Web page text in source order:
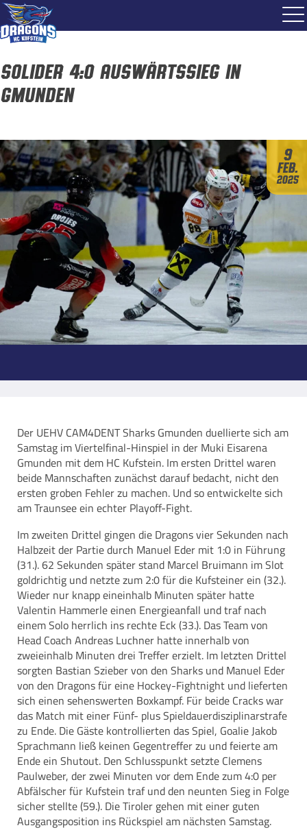
Solider 4:0 Auswärtssieg in
Gmunden
9
Feb.
2025
Der UEHV CAM4DENT Sharks Gmunden duellierte sich am
Samstag im Viertelfinal-Hinspiel in der Muki Eisarena
Gmunden mit dem HC Kufstein. Im ersten Drittel waren
beide Mannschaften zunächst darauf bedacht, nicht den
ersten groben Fehler zu machen. Und so entwickelte sich
am Traunsee ein echter Playoff-Fight.
Im zweiten Drittel gingen die Dragons vier Sekunden nach
Halbzeit der Partie durch Manuel Eder mit 1:0 in Führung
(31.). 62 Sekunden später stand Marcel Bruimann im Slot
goldrichtig und netzte zum 2:0 für die Kufsteiner ein (32.).
Wieder nur knapp eineinhalb Minuten später hatte
Valentin Hammerle einen Energieanfall und traf nach
einem Solo herrlich ins rechte Eck (33.). Das Team von
Head Coach Andreas Luchner hatte innerhalb von
zweieinhalb Minuten drei Treffer erzielt. Im letzten Drittel
sorgten Bastian Szieber von den Sharks und Manuel Eder
von den Dragons für eine Hockey-Fightnight und lieferten
sich einen sehenswerten Boxkampf. Für beide Cracks war
das Match mit einer Fünf- plus Spieldauerdisziplinarstrafe
zu Ende. Die Gäste kontrollierten das Spiel, Goalie Jakob
Sprachmann ließ keinen Gegentreffer zu und feierte am
Ende ein Shutout. Den Schlusspunkt setzte Clemens
Paulweber, der zwei Minuten vor dem Ende zum 4:0 per
Abfälscher für Kufstein traf und den neunten Sieg in Folge
sicher stellte (59.). Die Tiroler gehen mit einer guten
Ausgangsposition ins Rückspiel am nächsten Samstag.